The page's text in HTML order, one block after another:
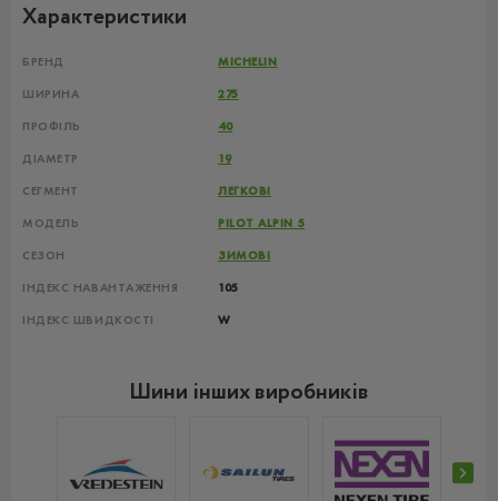
Характеристики
БРЕНД MICHELIN
ШИРИНА 275
ПРОФІЛЬ 40
ДІАМЕТР 19
СЕГМЕНТ ЛЕГКОВІ
МОДЕЛЬ PILOT ALPIN 5
СЕЗОН ЗИМОВІ
ІНДЕКС НАВАНТАЖЕННЯ 105
ІНДЕКС ШВИДКОСТІ W
Шини інших виробників